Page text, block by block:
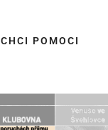
CHCI POMOCI